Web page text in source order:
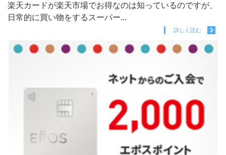
楽天カードが楽天市場でお得なのは知っているのですが、
日常的に買い物をするスーパー...
詳しく読む